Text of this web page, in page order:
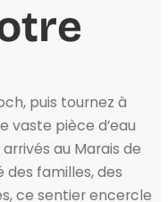
puis tournez à
vaste pièce d’eau
au Marais de
des familles, des
ce sentier encercle